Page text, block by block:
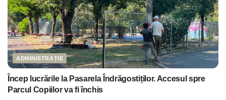
ADMINISTRAȚIE
Încep lucrările la Pasarela Îndrăgostiților. Accesul spre
Parcul Copiilor va fi închis